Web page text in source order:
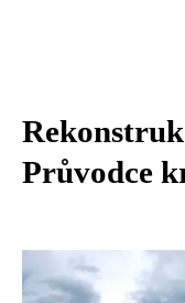
Průvodce